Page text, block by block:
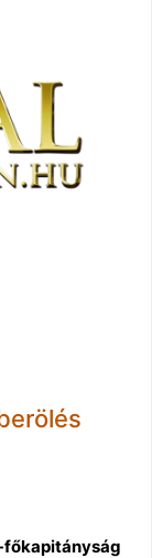
főkapitányság